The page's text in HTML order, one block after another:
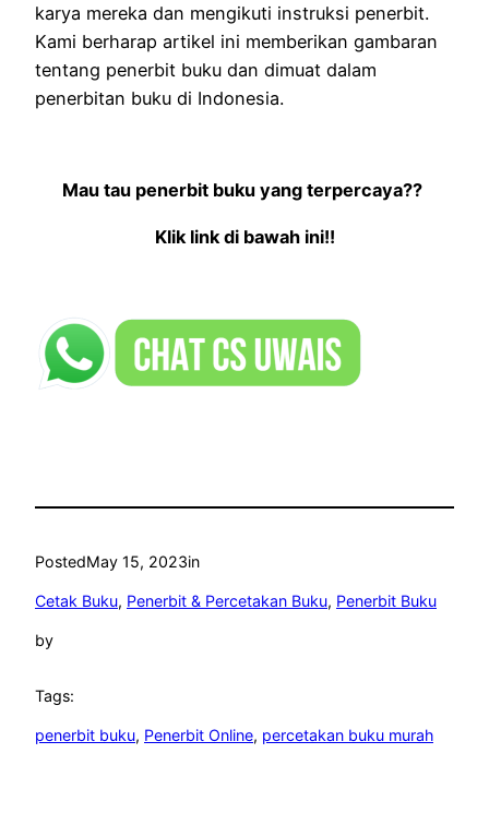
karya mereka dan mengikuti instruksi penerbit.
Kami berharap artikel ini memberikan gambaran
tentang penerbit buku dan dimuat dalam
penerbitan buku di Indonesia.
Mau tau penerbit buku yang terpercaya??
Klik link di bawah ini!!
PostedMay 15, 2023in
Cetak Buku, Penerbit & Percetakan Buku, Penerbit Buku
by
Tags:
penerbit buku, Penerbit Online, percetakan buku murah